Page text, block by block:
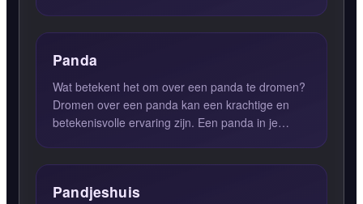
Panda
Wat betekent het om over een panda te dromen?
Dromen over een panda kan een krachtige en
betekenisvolle ervaring zijn. Een panda in je
Pandjeshuis